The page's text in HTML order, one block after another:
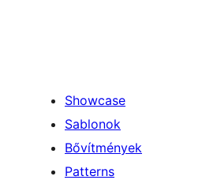
Showcase
Sablonok
Bővítmények
Patterns